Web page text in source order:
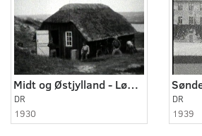
Midt og Østjylland - Lønne 1930 - 1931
DR
1930
DR
1939